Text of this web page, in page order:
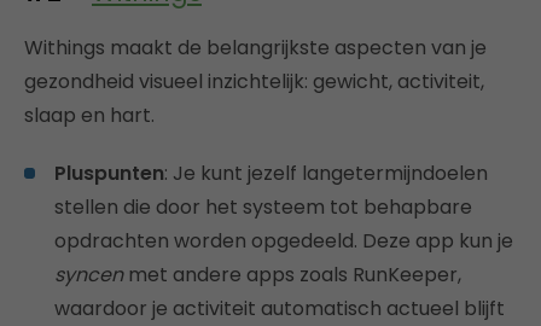
Withings maakt de belangrijkste aspecten van je
gezondheid visueel inzichtelijk: gewicht, activiteit,
slaap en hart.
Pluspunten: Je kunt jezelf langetermijndoelen
stellen die door het systeem tot behapbare
opdrachten worden opgedeeld. Deze app kun je
syncenmet andere apps zoals RunKeeper,
waardoor je activiteit automatisch actueel blijft